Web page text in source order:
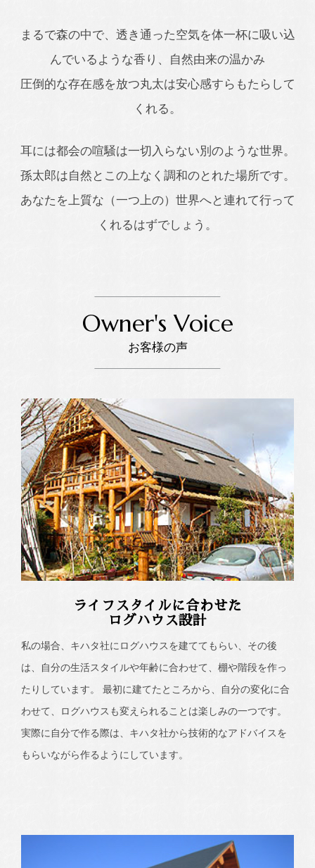
まるで森の中で、透き通った空気を体一杯に吸い込
んでいるような香り、自然由来の温かみ
圧倒的な存在感を放つ丸太は安心感すらもたらして
くれる。
耳には都会の喧騒は一切入らない別のような世界。
孫太郎は自然とこの上なく調和のとれた場所です。
あなたを上質な（一つ上の）世界へと連れて行って
くれるはずでしょう。
Owner's Voice
お客様の声
ライフスタイルに合わせた
ログハウス設計
私の場合、キハタ社にログハウスを建ててもらい、その後
は、自分の生活スタイルや年齢に合わせて、棚や階段を作っ
たりしています。 最初に建てたところから、自分の変化に合
わせて、ログハウスも変えられることは楽しみの一つです。
実際に自分で作る際は、キハタ社から技術的なアドバイスを
もらいながら作るようにしています。